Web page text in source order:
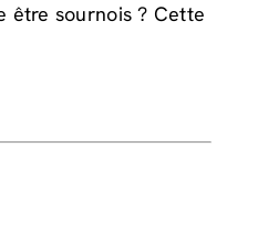
être sournois ? Cette